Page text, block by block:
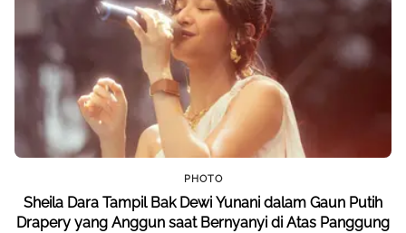
PHOTO
Sheila Dara Tampil Bak Dewi Yunani dalam Gaun Putih
Drapery yang Anggun saat Bernyanyi di Atas Panggung